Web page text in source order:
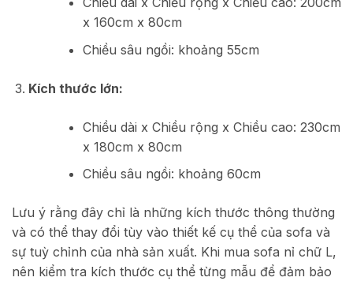
x 160cm x 80cm
Chiều sâu ngồi: khoảng 55cm
Kích thước lớn:
Chiều dài x Chiều rộng x Chiều cao: 230cm
x 180cm x 80cm
Chiều sâu ngồi: khoảng 60cm
Lưu ý rằng đây chỉ là những kích thước thông thường
và có thể thay đổi tùy vào thiết kế cụ thể của sofa và
sự tuỳ chỉnh của nhà sản xuất. Khi mua sofa nỉ chữ L,
nên kiểm tra kích thước cụ thể từng mẫu để đảm bảo